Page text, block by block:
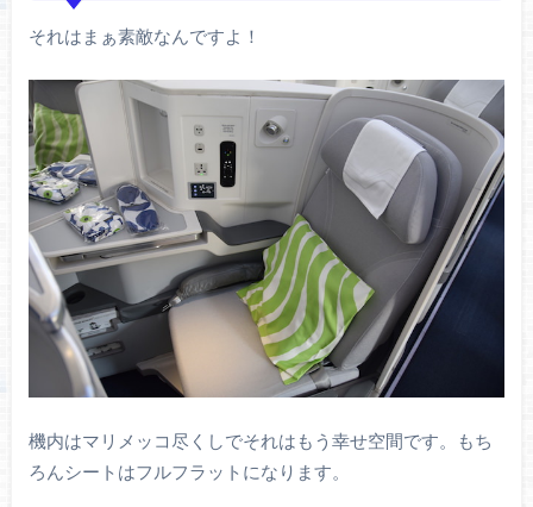
それはまぁ素敵なんですよ！
機内はマリメッコ尽くしでそれはもう幸せ空間です。もち
ろんシートはフルフラットになります。